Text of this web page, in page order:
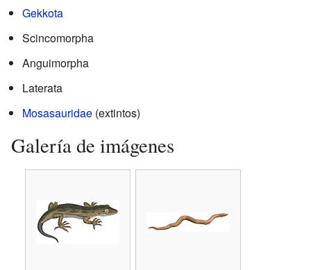
Gekkota
Scincomorpha
Anguimorpha
Laterata
Mosasauridae (extintos)
Galería de imágenes